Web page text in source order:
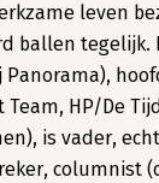
leven
ballen tegelijk.
HP/De
is vader,
columnist